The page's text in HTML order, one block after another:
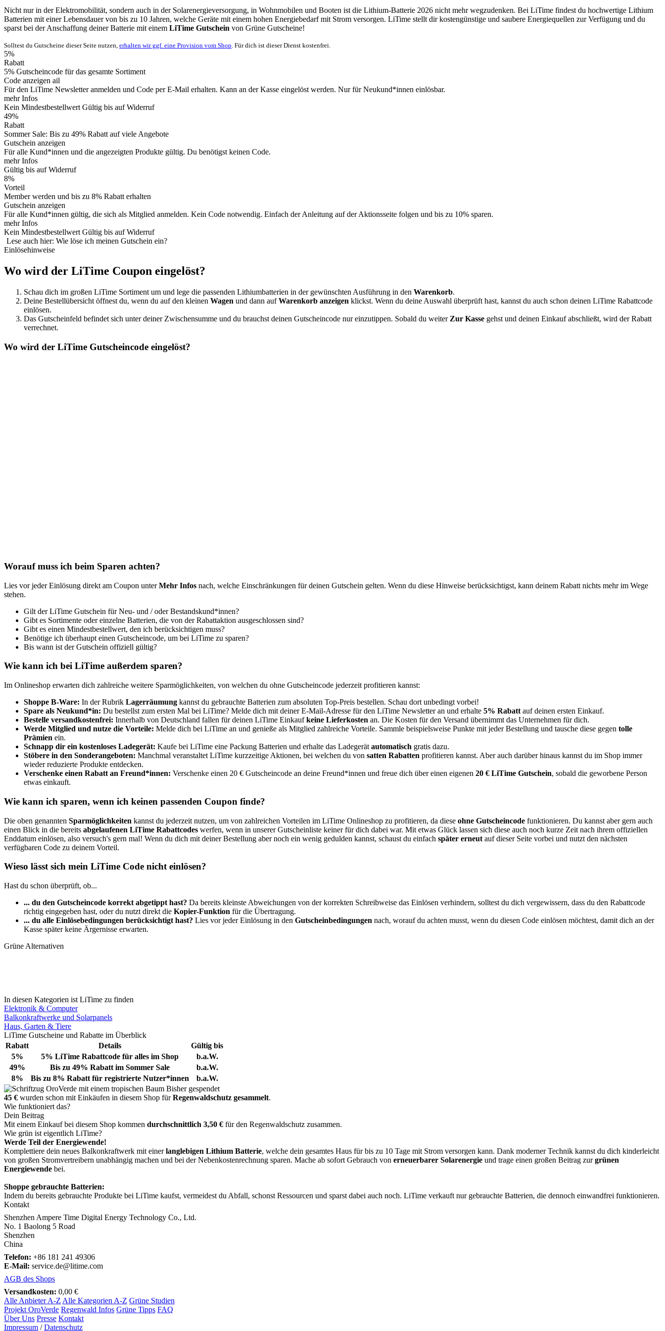
Nicht nur in der Elektromobilität, sondern auch in der Solarenergieversorgung, in Wohnmobilen und Booten ist die Lithium-Batterie 2026 nicht mehr wegzudenken. Bei LiTime findest du hochwertige Lithium
Batterien mit einer Lebensdauer von bis zu 10 Jahren, welche Geräte mit einem hohen Energiebedarf mit Strom versorgen. LiTime stellt dir kostengünstige und saubere Energiequellen zur Verfügung und du
sparst bei der Anschaffung deiner Batterie mit einem LiTime Gutschein von Grüne Gutscheine!
Solltest du Gutscheine dieser Seite nutzen, erhalten wir ggf. eine Provision vom Shop . Für dich ist dieser Dienst kostenfrei.
5%
Rabatt
5% Gutscheincode für das gesamte Sortiment
Code anzeigen ail
Für den LiTime Newsletter anmelden und Code per E-Mail erhalten. Kann an der Kasse eingelöst werden. Nur für Neukund*innen einlösbar.
mehr Infos
Kein Mindestbestellwert Gültig bis auf Widerruf
49%
Rabatt
Sommer Sale: Bis zu 49% Rabatt auf viele Angebote
Gutschein anzeigen
Für alle Kund*innen und die angezeigten Produkte gültig. Du benötigst keinen Code.
mehr Infos
Gültig bis auf Widerruf
8%
Vorteil
Member werden und bis zu 8% Rabatt erhalten
Gutschein anzeigen
Für alle Kund*innen gültig, die sich als Mitglied anmelden. Kein Code notwendig. Einfach der Anleitung auf der Aktionsseite folgen und bis zu 10% sparen.
mehr Infos
Kein Mindestbestellwert Gültig bis auf Widerruf
Lese auch hier: Wie löse ich meinen Gutschein ein?
Einlösehinweise
Wo wird der LiTime Coupon eingelöst?
Schau dich im großen LiTime Sortiment um und lege die passenden Lithiumbatterien in der gewünschten Ausführung in den Warenkorb.
Deine Bestellübersicht öffnest du, wenn du auf den kleinen Wagen und dann aufWarenkorb anzeigen klickst. Wenn du deine Auswahl überprüft hast, kannst du auch schon deinen LiTime Rabattcode
einlösen.
Das Gutscheinfeld befindet sich unter deiner Zwischensumme und du brauchst deinen Gutscheincode nur einzutippen. Sobald du weiter Zur Kasse gehst und deinen Einkauf abschließt, wird der Rabatt
verrechnet.
Wo wird der LiTime Gutscheincode eingelöst?
Worauf muss ich beim Sparen achten?
Lies vor jeder Einlösung direkt am Coupon unterMehr Infos nach, welche Einschränkungen für deinen Gutschein gelten. Wenn du diese Hinweise berücksichtigst, kann deinem Rabatt nichts mehr im Wege
stehen.
Gilt der LiTime Gutschein für Neu- und / oder Bestandskund*innen?
Gibt es Sortimente oder einzelne Batterien, die von der Rabattaktion ausgeschlossen sind?
Gibt es einen Mindestbestellwert, den ich berücksichtigen muss?
Benötige ich überhaupt einen Gutscheincode, um bei LiTime zu sparen?
Bis wann ist der Gutschein offiziell gültig?
Wie kann ich bei LiTime außerdem sparen?
Im Onlineshop erwarten dich zahlreiche weitere Sparmöglichkeiten, von welchen du ohne Gutscheincode jederzeit profitieren kannst:
Shoppe B-Ware: In der Rubrik Lagerräumung kannst du gebrauchte Batterien zum absoluten Top-Preis bestellen. Schau dort unbedingt vorbei!
Spare als Neukund*in: Du bestellst zum ersten Mal bei LiTime? Melde dich mit deiner E-Mail-Adresse für den LiTime Newsletter an und erhalte 5% Rabatt auf deinen ersten Einkauf.
Bestelle versandkostenfrei: Innerhalb von Deutschland fallen für deinen LiTime Einkaufkeine Lieferkosten an. Die Kosten für den Versand übernimmt das Unternehmen für dich.
Werde Mitglied und nutze die Vorteile: Melde dich bei LiTime an und genieße als Mitglied zahlreiche Vorteile. Sammle beispielsweise Punkte mit jeder Bestellung und tausche diese gegen tolle
Prämien ein.
Schnapp dir ein kostenloses Ladegerät: Kaufe bei LiTime eine Packung Batterien und erhalte das Ladegerät automatisch gratis dazu.
Stöbere in den Sonderangeboten: Manchmal veranstaltet LiTime kurzzeitige Aktionen, bei welchen du von satten Rabatten profitieren kannst. Aber auch darüber hinaus kannst du im Shop immer
wieder reduzierte Produkte entdecken.
Verschenke einen Rabatt an Freund*innen: Verschenke einen 20 € Gutscheincode an deine Freund*innen und freue dich über einen eigenen 20 € LiTime Gutschein, sobald die geworbene Person
etwas einkauft.
Wie kann ich sparen, wenn ich keinen passenden Coupon finde?
Die oben genannten Sparmöglichkeiten kannst du jederzeit nutzen, um von zahlreichen Vorteilen im LiTime Onlineshop zu profitieren, da diese ohne Gutscheincode funktionieren. Du kannst aber gern auch
einen Blick in die bereits abgelaufenen LiTime Rabattcodes werfen, wenn in unserer Gutscheinliste keiner für dich dabei war. Mit etwas Glück lassen sich diese auch noch kurze Zeit nach ihrem offiziellen
Enddatum einlösen, also versuch's gern mal! Wenn du dich mit deiner Bestellung aber noch ein wenig gedulden kannst, schaust du einfach später erneut auf dieser Seite vorbei und nutzt den nächsten
verfügbaren Code zu deinem Vorteil.
Wieso lässt sich mein LiTime Code nicht einlösen?
Hast du schon überprüft, ob...
... du den Gutscheincode korrekt abgetippt hast? Da bereits kleinste Abweichungen von der korrekten Schreibweise das Einlösen verhindern, solltest du dich vergewissern, dass du den Rabattcode
richtig eingegeben hast, oder du nutzt direkt die Kopier-Funktion für die Übertragung.
... du alle Einlösebedingungen berücksichtigt hast? Lies vor jeder Einlösung in den Gutscheinbedingungen nach, worauf du achten musst, wenn du diesen Code einlösen möchtest, damit dich an der
Kasse später keine Ärgernisse erwarten.
Grüne Alternativen
In diesen Kategorien ist LiTime zu finden
Elektronik & Computer
Balkonkraftwerke und Solarpanels
Haus, Garten & Tiere
LiTime Gutscheine und Rabatte im Überblick
Rabatt
Details
Gültig bis
5%
5% LiTime Rabattcode für alles im Shop
b.a.W.
49%
Bis zu 49% Rabatt im Sommer Sale
b.a.W.
8%
Bis zu 8% Rabatt für registrierte Nutzer*innen
b.a.W.
Bisher gespendet
45 € wurden schon mit Einkäufen in diesem Shop fürRegenwaldschutz gesammelt.
Wie funktioniert das?
Dein Beitrag
Mit einem Einkauf bei diesem Shop kommen durchschnittlich 3,50 € für den Regenwaldschutz zusammen.
Wie grün ist eigentlich LiTime?
Werde Teil der Energiewende!
Komplettiere dein neues Balkonkraftwerk mit einerlanglebigen Lithium Batterie, welche dein gesamtes Haus für bis zu 10 Tage mit Strom versorgen kann. Dank moderner Technik kannst du dich kinderleicht
von großen Stromvertreibern unabhängig machen und bei der Nebenkostenrechnung sparen. Mache ab sofort Gebrauch von erneuerbarer Solarenergie und trage einen großen Beitrag zurgrünen
Energiewende bei.
Shoppe gebrauchte Batterien:
Indem du bereits gebrauchte Produkte bei LiTime kaufst, vermeidest du Abfall, schonst Ressourcen und sparst dabei auch noch. LiTime verkauft nur gebrauchte Batterien, die dennoch einwandfrei funktionieren.
Kontakt
Shenzhen Ampere Time Digital Energy Technology Co., Ltd.
No. 1 Baolong 5 Road
Shenzhen
China
Telefon: +86 181 241 49306
E-Mail: service.de@litime.com
AGB des Shops
Versandkosten: 0,00 €
Alle Anbieter A-Z Alle Kategorien A-Z Grüne Studien
Projekt OroVerde Regenwald Infos Grüne Tipps FAQ
Über Uns Presse Kontakt
Impressum /Datenschutz